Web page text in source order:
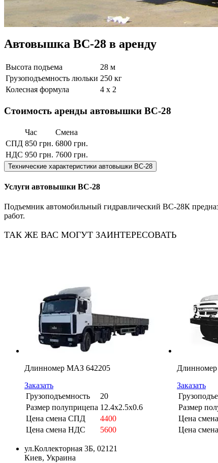
Автовышка ВС-28 в аренду
Высота подъема
28 м
Грузоподъемность люльки 250 кг
Колесная формула
4 x 2
Стоимость аренды автовышки ВС-28
Час
Смена
СПД 850 грн. 6800 грн.
НДС 950 грн. 7600 грн.
Технические характеристики автовышки ВС-28
Услуги автовышки ВС-28
Подъемник автомобильный гидравлический ВС-28К
работ.
ТАК ЖЕ ВАС МОГУТ ЗАИНТЕРЕСОВАТЬ
Длинномер МАЗ 642205
Заказать
Грузоподъемность
20
Размер полуприцепа 12.4x2.5x0.6
Цена смена СПД
4400
Цена смена НДС
5600
Заказать
Размер
Цена
Цена
ул.Коллекторная 3Б, 02121
Киев, Украина